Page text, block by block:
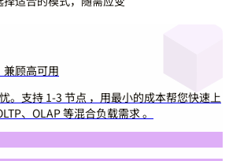
顾高可用
。支持 1-3 节点 ，用最小的成本帮您快速上
、OLAP 等混合负载需求 。